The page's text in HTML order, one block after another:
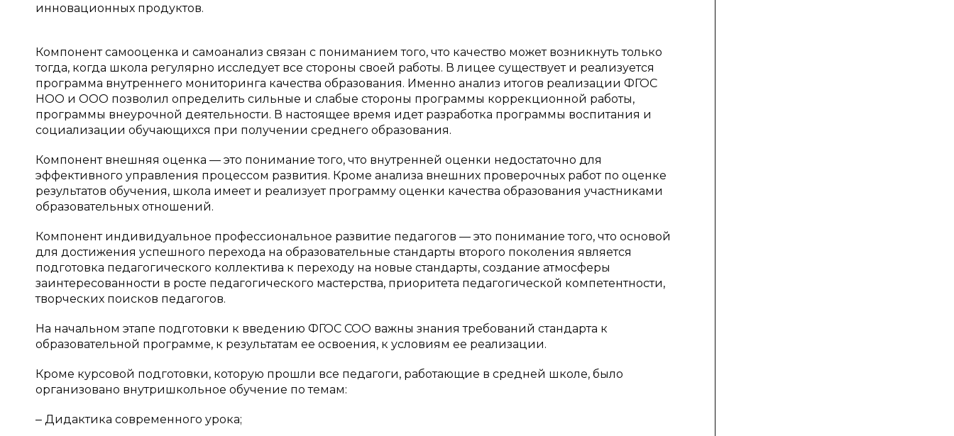
инновационных продуктов.
Компонент самооценка и самоанализ связан с пониманием того, что качество может возникнуть только
тогда, когда школа регулярно исследует все стороны своей работы. В лицее существует и реализуется
программа внутреннего мониторинга качества образования. Именно анализ итогов реализации ФГОС
НОО и ООО позволил определить сильные и слабые стороны программы коррекционной работы,
программы внеурочной деятельности. В настоящее время идет разработка программы воспитания и
социализации обучающихся при получении среднего образования.
Компонент внешняя оценка — это понимание того, что внутренней оценки недостаточно для
эффективного управления процессом развития. Кроме анализа внешних проверочных работ по оценке
результатов обучения, школа имеет и реализует программу оценки качества образования участниками
образовательных отношений.
Компонент индивидуальное профессиональное развитие педагогов — это понимание того, что основой
для достижения успешного перехода на образовательные стандарты второго поколения является
подготовка педагогического коллектива к переходу на новые стандарты, создание атмосферы
заинтересованности в росте педагогического мастерства, приоритета педагогической компетентности,
творческих поисков педагогов.
На начальном этапе подготовки к введению ФГОС СОО важны знания требований стандарта к
образовательной программе, к результатам ее освоения, к условиям ее реализации.
Кроме курсовой подготовки, которую прошли все педагоги, работающие в средней школе, было
организовано внутришкольное обучение по темам:
‒ Дидактика современного урока;